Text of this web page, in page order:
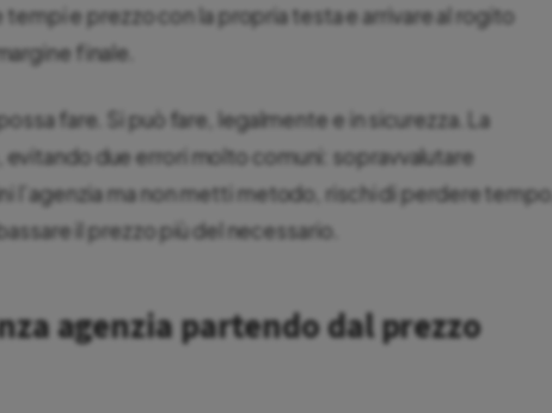
e prezzo con la propria testa e arrivare al rogito
finale.
fare. Si può fare, legalmente e in sicurezza. La
due errori molto comuni: sopravvalutare
l’agenzia ma non metti metodo, rischi di perdere tempo,
il prezzo più del necessario.
agenzia partendo dal prezzo